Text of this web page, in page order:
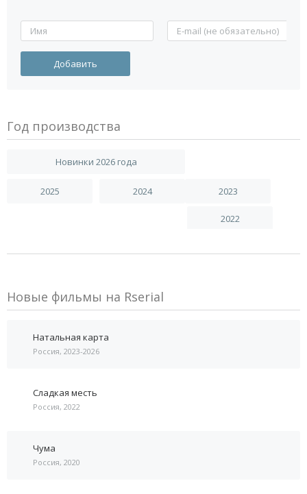
Год производства
Новинки 2026 года
2025 2024 2023
2022
Новые фильмы на Rserial
Натальная карта
Россия, 2023-2026
Сладкая месть
Россия, 2022
Чума
Россия, 2020